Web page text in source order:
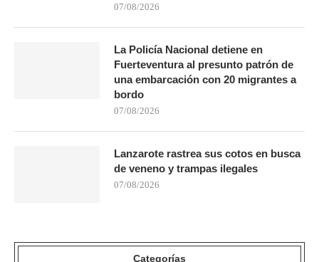
07/08/2026
La Policía Nacional detiene en
Fuerteventura al presunto patrón de
una embarcación con 20 migrantes a
bordo
07/08/2026
Lanzarote rastrea sus cotos en busca
de veneno y trampas ilegales
07/08/2026
Categorías